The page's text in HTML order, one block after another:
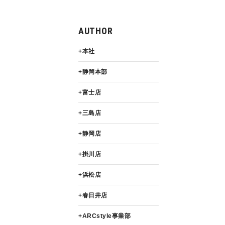
AUTHOR
本社
静岡本部
富士店
三島店
静岡店
掛川店
浜松店
春日井店
ARCstyle事業部